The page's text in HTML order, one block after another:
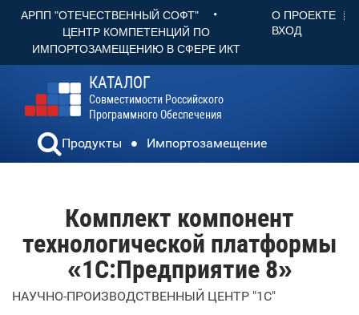
АРПП "ОТЕЧЕСТВЕННЫЙ СОФТ" •
ЦЕНТР КОМПЕТЕНЦИЙ ПО
ИМПОРТОЗАМЕЩЕНИЮ В СФЕРЕ ИКТ
О ПРОЕКТЕ
ВХОД
КАТАЛОГ
Совместимости Российского
Программного Обеспечения
Продукты Импортозамещение
Комплект компонент
технологической платформы
«1С:Предприятие 8»
НАУЧНО-ПРОИЗВОДСТВЕННЫЙ ЦЕНТР "1С"